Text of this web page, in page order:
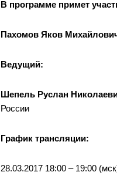
В программе примет
Пахомов Яков
Ведущий:
Шепель Руслан
России
График трансляции:
28.03.2017 18:00 – 19:00